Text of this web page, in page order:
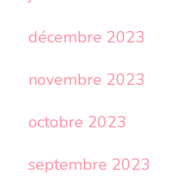
décembre 2023
novembre 2023
octobre 2023
septembre 2023